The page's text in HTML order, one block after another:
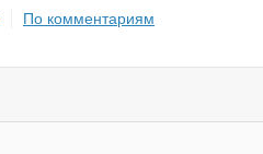
По комментариям